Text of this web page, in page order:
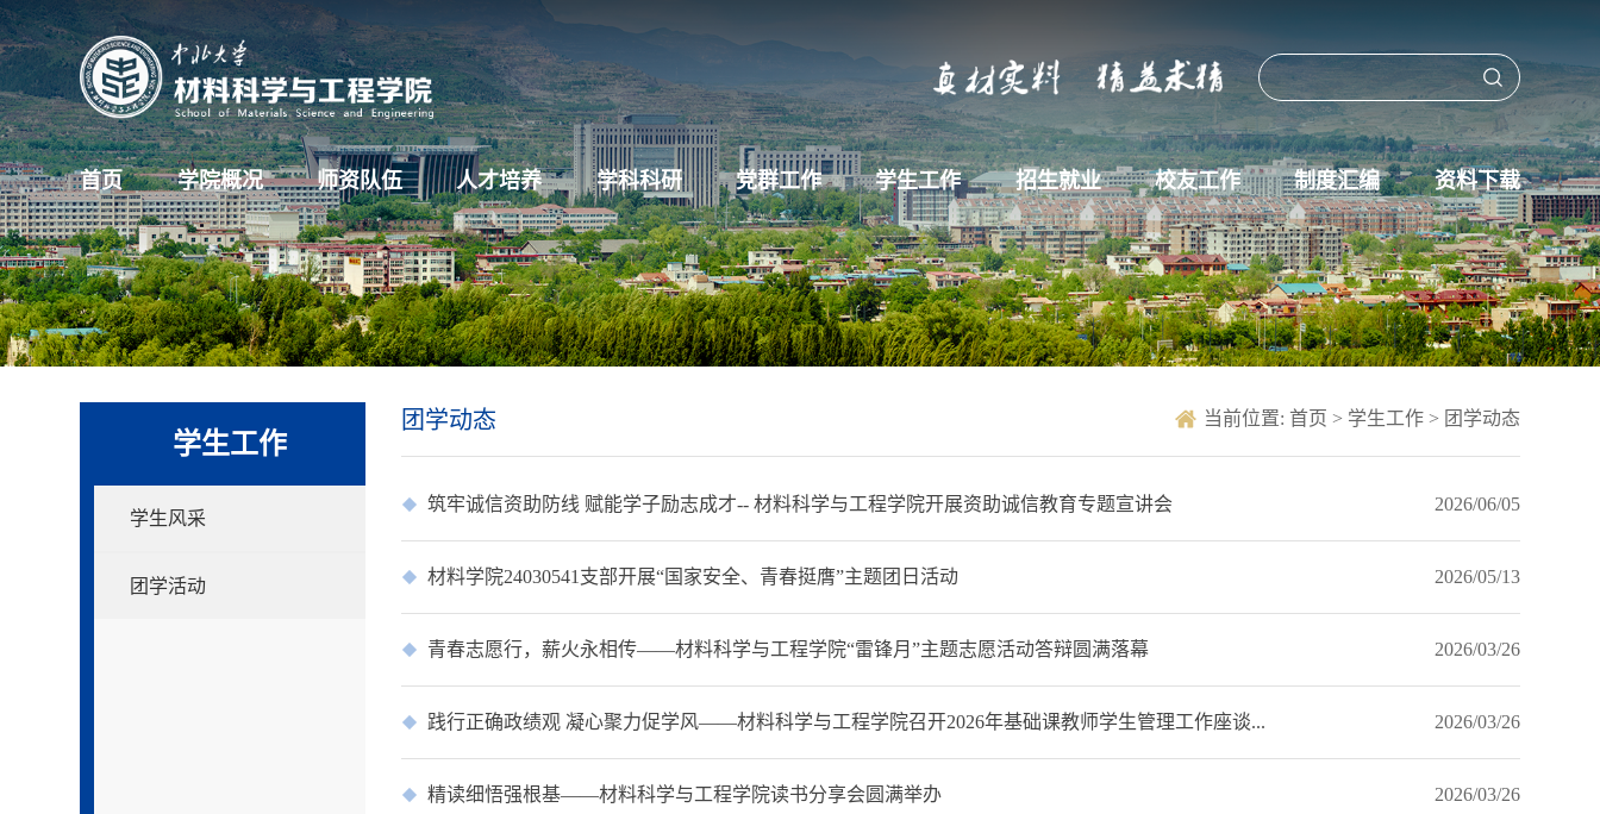
首页 学院概况 师资队伍 人才培养 学科科研 党群工作 学生工作 招生就业 校友工作 制度汇编 资料下载
学生工作
学生风采
团学活动
团学动态 当前位置: 首页 > 学生工作 > 团学动态
筑牢诚信资助防线 赋能学子励志成才-- 材料科学与工程学院开展资助诚信教育专题宣讲会 2026/06/05
材料学院24030541支部开展“国家安全、青春挺膺”主题团日活动 2026/05/13
青春志愿行，薪火永相传——材料科学与工程学院“雷锋月”主题志愿活动答辩圆满落幕 2026/03/26
践行正确政绩观 凝心聚力促学风——材料科学与工程学院召开2026年基础课教师学生管理工作座谈... 2026/03/26
精读细悟强根基——材料科学与工程学院读书分享会圆满举办 2026/03/26